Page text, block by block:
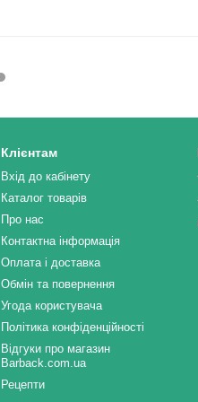
Клієнтам
Вхід до кабінету
Каталог товарів
Про нас
Контактна інформація
Оплата і доставка
Обмін та повернення
Угода користувача
Політика конфіденційності
Відгуки про магазин
Barback.com.ua
Рецепти